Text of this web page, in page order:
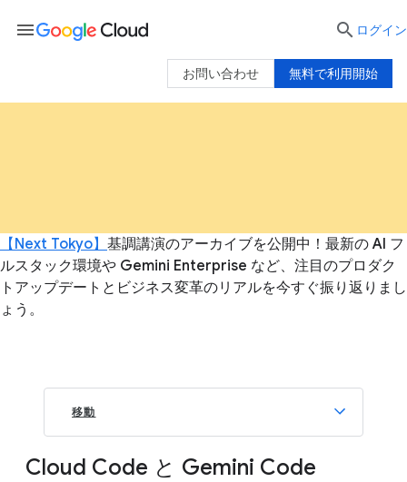
【Next Tokyo】 基調講演のアーカイブを公開中！最新の AI フ
ルスタック環境や Gemini Enterprise など、注目のプロダク
トアップデートとビジネス変革のリアルを今すぐ振り返りまし
ょう。
移動
Cloud Code と Gemini Code
menu  ログイン
無料で利用開始
お問い合わせ